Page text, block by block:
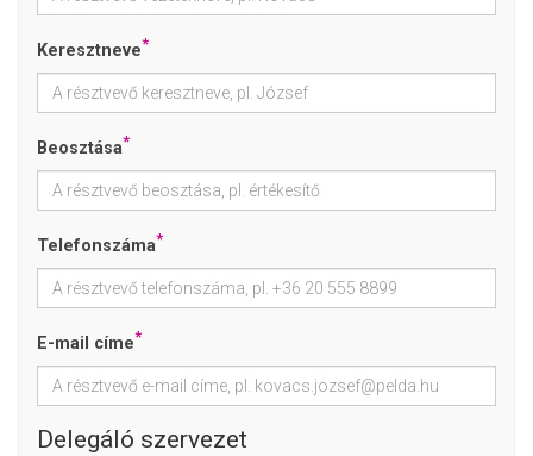
Keresztneve*
Beosztása*
Telefonszáma*
E-mail címe*
Delegáló szervezet